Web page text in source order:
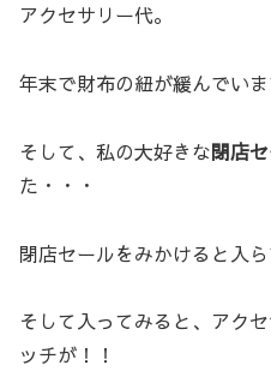
アクセサリー代。
年末で財布の紐が緩んでい
そして、私の大好きな閉店
た・・・
閉店セールをみかけると入
そして入ってみると、アク
ッチが！！